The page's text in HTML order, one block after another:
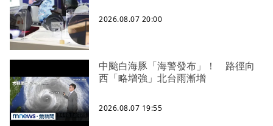
2026.08.07 20:00
中颱白海豚「海警發布」！ 路徑向
西「略增強」北台雨漸增
2026.08.07 19:55